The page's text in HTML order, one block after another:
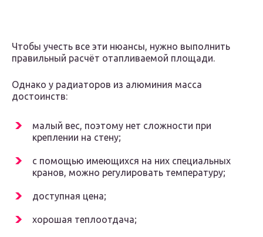
Чтобы учесть все эти нюансы, нужно выполнить
правильный расчёт отапливаемой площади.
Однако у радиаторов из алюминия масса
достоинств:
малый вес, поэтому нет сложности при
креплении на стену;
с помощью имеющихся на них специальных
кранов, можно регулировать температуру;
доступная цена;
хорошая теплоотдача;